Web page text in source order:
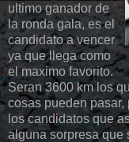
ultimo ganador de
la ronda gala, es el
candidato a vencer
ya que llega como
el maximo favorito.
Seran 3600 km los
cosas pueden pasar,
los candidatos que
alguna sorpresa que